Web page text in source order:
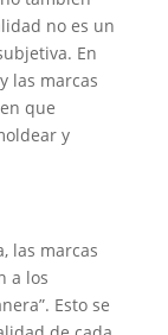
no es un
En
las marcas
que
y
las marcas
a los
Esto se